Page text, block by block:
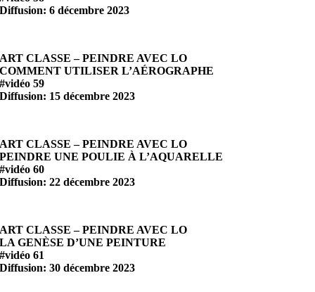
Diffusion: 6 décembre 2023
ART CLASSE – PEINDRE AVEC LO
COMMENT UTILISER L’AÉROGRAPHE
#vidéo 59
Diffusion: 15 décembre 2023
ART CLASSE – PEINDRE AVEC LO
PEINDRE UNE POULIE À L’AQUARELLE
#vidéo 60
Diffusion: 22 décembre 2023
ART CLASSE – PEINDRE AVEC LO
LA GENÈSE D’UNE PEINTURE
#vidéo 61
Diffusion: 30 décembre 2023